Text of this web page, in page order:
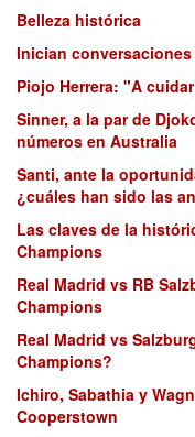
Belleza histórica
Inician
Piojo Herrera: "A
Sinner, a la par de
números en Australia
Santi, ante la
¿cuáles han sido las
Las claves de la
Champions
Real Madrid vs RB
Champions
Real Madrid vs
Champions?
Ichiro, Sabathia y
Cooperstown